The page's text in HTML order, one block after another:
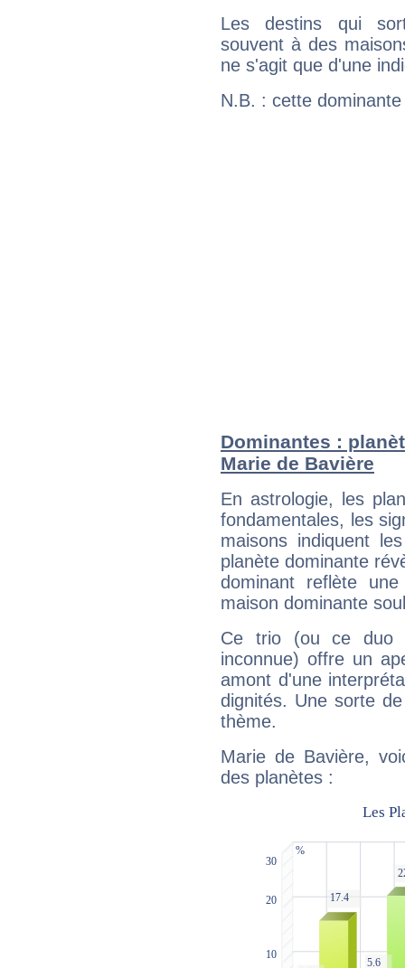
Les destins qui
souvent à des
ne s'agit que d'une
N.B. : cette
Dominantes :
Marie de Bavière
En astrologie, les
fondamentales, les
maisons indiquent
planète dominante
dominant reflète
maison dominante
Ce trio (ou ce duo
inconnue) offre un
amont d'une
dignités. Une sorte
thème.
Marie de Bavière,
des planètes :